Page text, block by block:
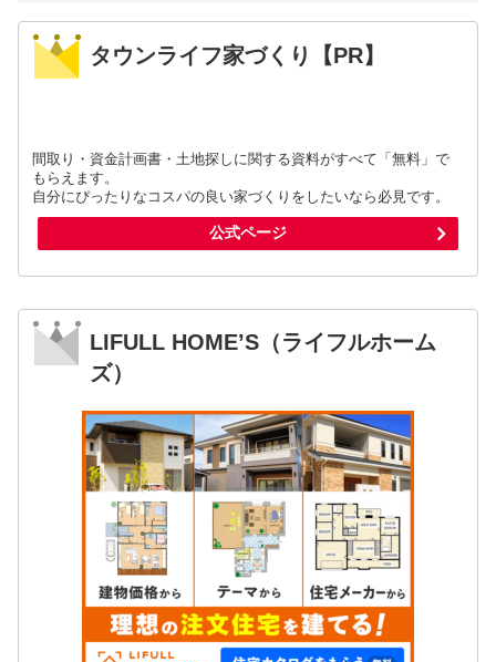
タウンライフ家づくり【PR】
間取り・資金計画書・土地探しに関する資料がすべて「無料」で
もらえます。
自分にぴったりなコスパの良い家づくりをしたいなら必見です。
公式ページ
LIFULL HOME’S（ライフルホーム
ズ）